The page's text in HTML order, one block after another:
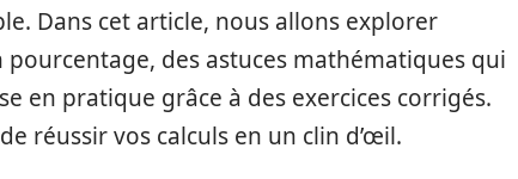
Dans cet article, nous allons explorer
des astuces mathématiques qui
en pratique grâce à des exercices corrigés.
réussir vos calculs en un clin d’œil.